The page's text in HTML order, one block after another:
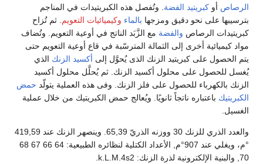
الرصاص أو كبريتيد الفضة. وتُفصل هذه الكبريتيدات في المناجم
بترسيبها على نحو دقيق ومزجها بالماء وكيميائيات التعويم. ثم تُزاح
كبريتيدات الرصاص والفضة مع الزَّبَد الناتج في أوعية التعويم. وتُضاف
مواد كيميائية أخرى إلى الثمالة المترسّبة في قاع أوعية التعويم حتى
يتم الحصول على كبريتيد الزنك الذى يُحوَّل إلى أكسيد الزنك الذي
يُغسل للحصول على محلول أكسيد الزنك. ثم يُحلَّل محلول أكسيد
الزنك بالكهرباء للحصول على فلز الزنك. وفى هذه العملية يتولّد حمض
الكبريتيك باعتباره ناتجاً ثانويًا. ويُعالج حمض الكبريتيك من خلال عملية
الغسيل.
والعدد الذري للزنك 30 ووزنه الذريّ 65,39. وينصهر الزنك عند 419,59
°م، ويغلي عند 907°م, الأعداد الكتلية لنظائره الطبيعية: 64 66 67 68
70, والبنية الإلكترونية لذرة الزنك: k.L.M.4s2.